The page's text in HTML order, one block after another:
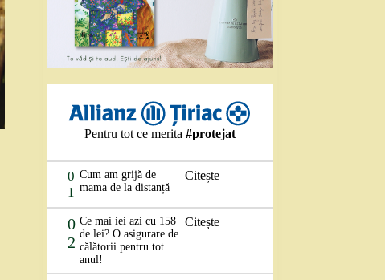
Pentru tot ce merita#protejat
0
1
Cum am grijă de
mama de la distanță
Citește
0
2
Ce mai iei azi cu 158
de lei? O asigurare de
călătorii pentru tot
anul!
Citește